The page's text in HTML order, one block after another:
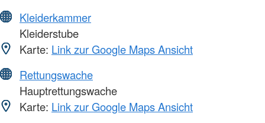
Kleiderkammer
Kleiderstube
Karte: Link zur Google Maps Ansicht
Rettungswache
Hauptrettungswache
Karte: Link zur Google Maps Ansicht